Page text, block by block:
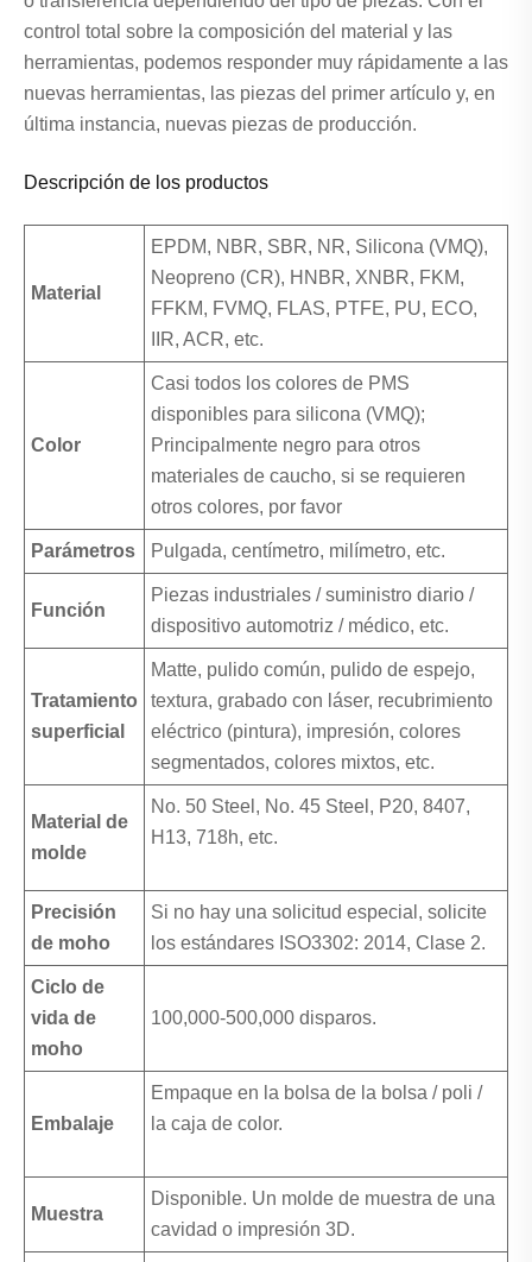
control total sobre la composición del material y las
herramientas, podemos responder muy rápidamente a las
nuevas herramientas, las piezas del primer artículo y, en
última instancia, nuevas piezas de producción.
Descripción de los productos
Material
EPDM, NBR, SBR, NR, Silicona (VMQ),
Neopreno (CR), HNBR, XNBR, FKM,
FFKM, FVMQ, FLAS, PTFE, PU, ​​ECO,
IIR, ACR, etc.
Color
Casi todos los colores de PMS
disponibles para silicona (VMQ);
Principalmente negro para otros
materiales de caucho, si se requieren
otros colores, por favor
Parámetros Pulgada, centímetro, milímetro, etc.
Función
Piezas industriales / suministro diario /
dispositivo automotriz / médico, etc.
Tratamiento
superficial
Matte, pulido común, pulido de espejo,
textura, grabado con láser, recubrimiento
eléctrico (pintura), impresión, colores
segmentados, colores mixtos, etc.
Material de
molde
No. 50 Steel, No. 45 Steel, P20, 8407,
H13, 718h, etc.
Precisión
de moho
Si no hay una solicitud especial, solicite
los estándares ISO3302: 2014, Clase 2.
Ciclo de
vida de
moho
100,000-500,000 disparos.
Embalaje
Empaque en la bolsa de la bolsa / poli /
la caja de color.
Muestra
Disponible. Un molde de muestra de una
cavidad o impresión 3D.